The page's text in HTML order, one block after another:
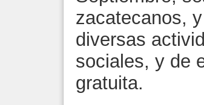
zacatecanos,
diversas
sociales, y de
gratuita.